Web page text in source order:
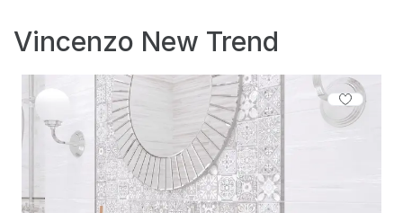
Vincenzo New Trend